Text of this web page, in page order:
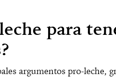
para
argumentos pro-leche,